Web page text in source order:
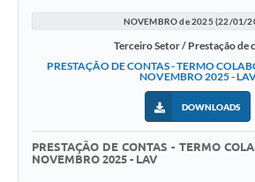
NOVEMBRO de 2025 (22/01/
Terceiro Setor / Prestação de
PRESTAÇÃO DE CONTAS - TERMO
NOVEMBRO 2025 -
DOWNLOADS
PRESTAÇÃO DE CONTAS - TERMO
NOVEMBRO 2025 - LAV